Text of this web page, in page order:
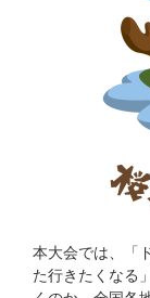
本大会では、「
た行きたくなる